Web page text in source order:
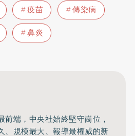
疫苗
傳染病
鼻炎
端，中央社始終堅守崗位，
、規模最大、報導最權威的新